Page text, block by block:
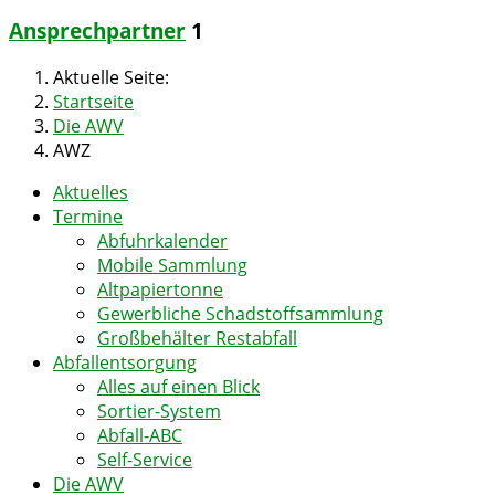
Ansprechpartner 1
Aktuelle Seite:
Startseite
Die AWV
AWZ
Aktuelles
Termine
Abfuhrkalender
Mobile Sammlung
Altpapiertonne
Gewerbliche Schadstoffsammlung
Großbehälter Restabfall
Abfallentsorgung
Alles auf einen Blick
Sortier-System
Abfall-ABC
Self-Service
Die AWV